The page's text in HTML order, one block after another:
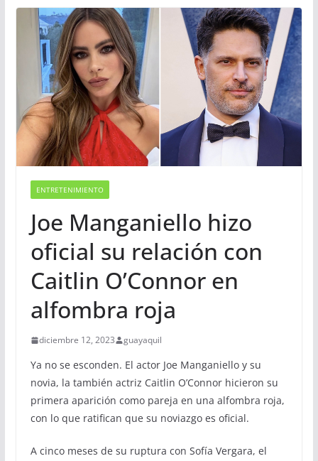
ENTRETENIMIENTO
Joe Manganiello hizo
oficial su relación con
Caitlin O’Connor en
alfombra roja
diciembre 12, 2023 guayaquil
Ya no se esconden. El actor Joe Manganiello y su
novia, la también actriz Caitlin O’Connor hicieron su
primera aparición como pareja en una alfombra roja,
con lo que ratifican que su noviazgo es oficial.
A cinco meses de su ruptura con Sofía Vergara, el